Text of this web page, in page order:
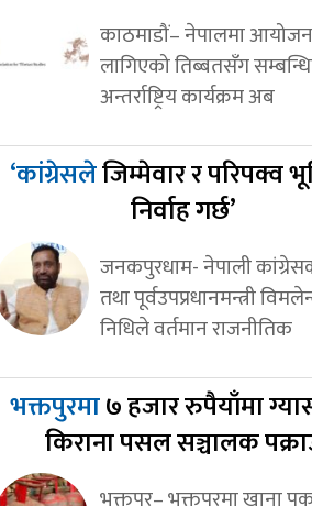
काठमाडौं– नेपालमा
लागिएको तिब्बतसँग
अन्तर्राष्ट्रिय कार्यक्रम अब
‘कांग्रेसलेजिम्मेवार र परिपक्व
निर्वाह गर्छ’
जनकपुरधाम- नेपाली
तथा पूर्वउपप्रधानमन्त्री
निधिले वर्तमान राजनीतिक
भक्तपुरमा७ हजार रुपैयाँमा
किराना पसल सञ्चालक